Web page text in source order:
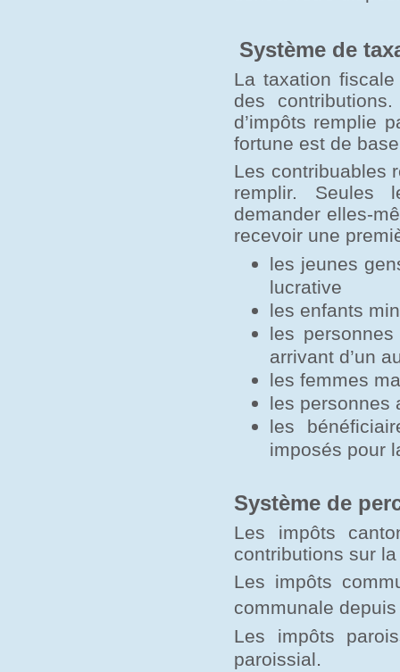
Système de
La taxation
des
d’impôts remplie
fortune est de
Les contribuables
remplir. Seules
demander elles-
recevoir une
les jeunes
lucrative
les enfants
les
arrivant d’un
les femmes
les personnes
les
imposés pour
Système de
Les impôts
contributions sur
Les impôts
communale
Les impôts
paroissial.